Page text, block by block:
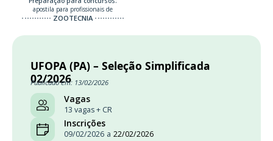
apostila para profissionais de
ZOOTECNIA
UFOPA (PA) – Seleção Simplificada
02/2026
Publicado em: 13/02/2026
Vagas
13 vagas + CR
Inscrições
09/02/2026 a 22/02/2026